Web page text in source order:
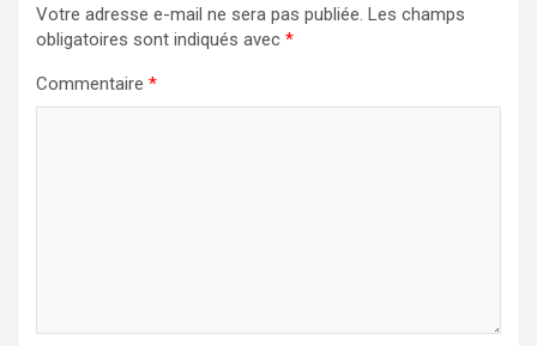
Votre adresse e-mail ne sera pas publiée. Les champs
obligatoires sont indiqués avec *
Commentaire *